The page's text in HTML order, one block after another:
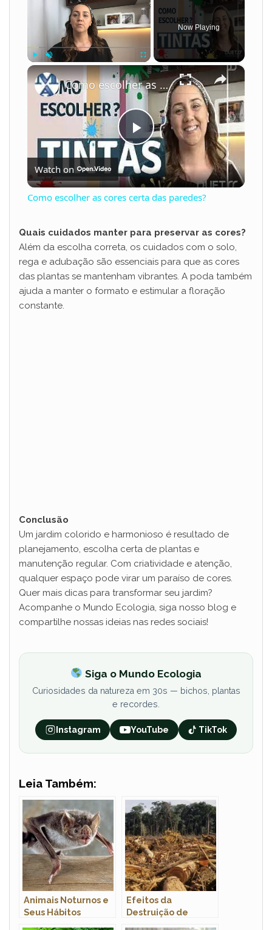
Fullscreen
Now Playing
×
P
l
y
V
Como escolher as cores certa das paredes?
Watch on
Como escolher as cores certa das paredes?
Quais cuidados manter para preservar as cores?
Além da escolha correta, os cuidados com o solo,
rega e adubação são essenciais para que as cores
das plantas se mantenham vibrantes. A poda também
ajuda a manter o formato e estimular a floração
constante.
Conclusão
Um jardim colorido e harmonioso é resultado de
planejamento, escolha certa de plantas e
manutenção regular. Com criatividade e atenção,
qualquer espaço pode virar um paraíso de cores.
Quer mais dicas para transformar seu jardim?
Acompanhe o Mundo Ecologia, siga nosso blog e
compartilhe nossas ideias nas redes sociais!
Siga o Mundo Ecologia
Curiosidades da natureza em 30s — bichos, plantas
e recordes.
Instagram YouTube TikTok
Leia Também:
Animais Noturnos e
Seus Hábitos
Efeitos da
Destruição de